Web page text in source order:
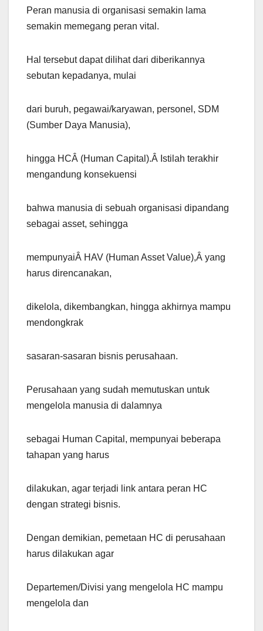
Peran manusia di organisasi semakin lama
semakin memegang peran vital.
Hal tersebut dapat dilihat dari diberikannya
sebutan kepadanya, mulai
dari buruh, pegawai/karyawan, personel, SDM
(Sumber Daya Manusia),
hingga HCÂ (Human Capital).Â Istilah terakhir
mengandung konsekuensi
bahwa manusia di sebuah organisasi dipandang
sebagai asset, sehingga
mempunyaiÂ HAV (Human Asset Value),Â yang
harus direncanakan,
dikelola, dikembangkan, hingga akhirnya mampu
mendongkrak
sasaran-sasaran bisnis perusahaan.
Perusahaan yang sudah memutuskan untuk
mengelola manusia di dalamnya
sebagai Human Capital, mempunyai beberapa
tahapan yang harus
dilakukan, agar terjadi link antara peran HC
dengan strategi bisnis.
Dengan demikian, pemetaan HC di perusahaan
harus dilakukan agar
Departemen/Divisi yang mengelola HC mampu
mengelola dan